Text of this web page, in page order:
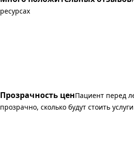
ресурсах
Прозрачность ценПациент перед
прозрачно, сколько будут стоить услуги